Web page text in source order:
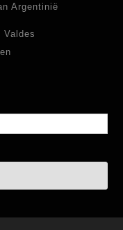
Argentinië